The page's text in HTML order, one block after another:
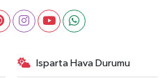
Isparta Hava Durumu